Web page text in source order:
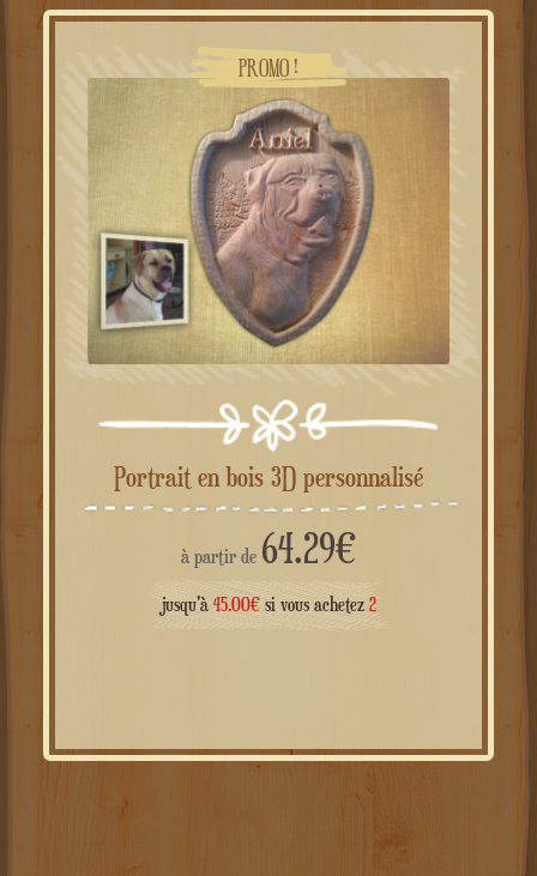
PROMO !
Portrait en bois 3D personnalisé
à partir de 64.29€
jusqu'à 45.00€si vous achetez 2